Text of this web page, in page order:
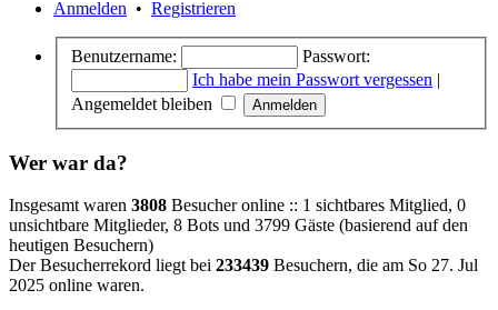
Anmelden • Registrieren
Benutzername:
Passwort:
Ich habe mein Passwort vergessen |
Angemeldet bleiben
Wer war da?
Insgesamt waren 3808 Besucher online :: 1 sichtbares Mitglied, 0
unsichtbare Mitglieder, 8 Bots und 3799 Gäste (basierend auf den
heutigen Besuchern)
Der Besucherrekord liegt bei 233439 Besuchern, die am So 27. Jul
2025 online waren.